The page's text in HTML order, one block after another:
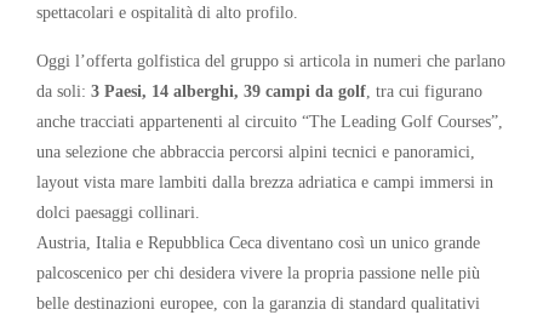
spettacolari e ospitalità di alto profilo.
Oggi l’offerta golfistica del gruppo si articola in numeri che parlano
da soli: 3 Paesi, 14 alberghi, 39 campi da golf , tra cui figurano
anche tracciati appartenenti al circuito “The Leading Golf Courses”,
una selezione che abbraccia percorsi alpini tecnici e panoramici,
layout vista mare lambiti dalla brezza adriatica e campi immersi in
dolci paesaggi collinari.
Austria, Italia e Repubblica Ceca diventano così un unico grande
palcoscenico per chi desidera vivere la propria passione nelle più
belle destinazioni europee, con la garanzia di standard qualitativi